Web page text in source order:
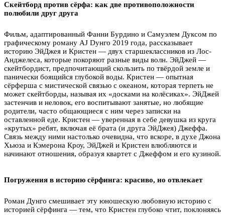
Скейтборд против сёрфа: как две противоположности
полюбили друг друга
Фильм, адаптированный Фанни Бурдино и Самуэлем Дуксом по
графическому роману AJ Dунго 2019 года, рассказывает
историю ЭйДжея и Кристен — двух старшеклассников из Лос-
Анджелеса, которые покоряют разные виды волн. ЭйДжей —
скейтбордист, предпочитающий скользить по твёрдой земле и
панически боящийся глубокой воды. Кристен — опытная
сёрферша с мистической связью с океаном, которая терпеть не
может скейтборды, называя их «досками на колёсиках». ЭйДжей
застенчив и неловок, его воспитывают занятые, но любящие
родители, часто общающиеся с ним через записки на
оставленной еде. Кристен — уверенная в себе девушка из круга
«крутых» ребят, включая её брата (и друга ЭйДжея) Джеффа.
Связь между ними настолько очевидна, что вскоре, в духе Джона
Хьюза и Кэмерона Кроу, ЭйДжей и Кристен влюбляются и
начинают отношения, образуя квартет с Джеффом и его кузиной.
Погружения в историю сёрфинга: красиво, но отвлекает
Роман Дунго смешивает эту юношескую любовную историю с
историей сёрфинга — тем, что Кристен глубоко чтит, поклоняясь